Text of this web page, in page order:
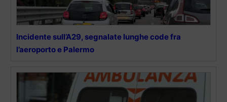
Incidente sull’A29, segnalate lunghe code fra
l’aeroporto e Palermo